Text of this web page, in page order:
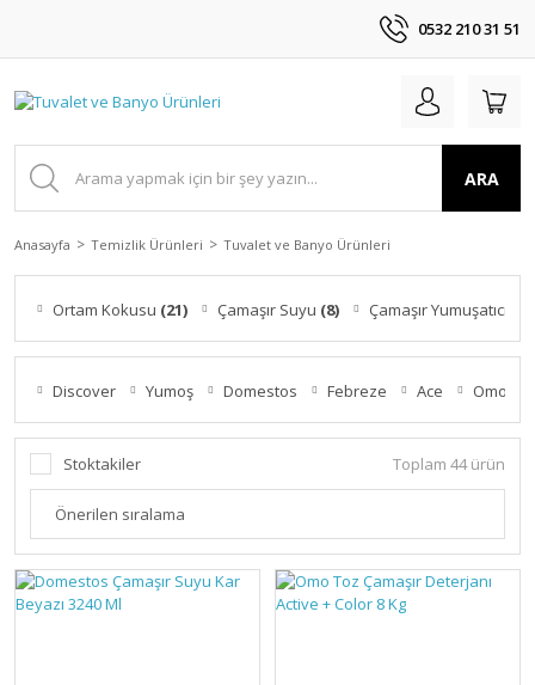
0532 210 31 51
ARA
Anasayfa Temizlik Ürünleri Tuvalet ve Banyo Ürünleri
Ortam Kokusu (21) Çamaşır Suyu (8) Çamaşır Yumuşatıcı
Discover Yumoş Domestos Febreze Ace Omo
Stoktakiler Toplam 44 ürün